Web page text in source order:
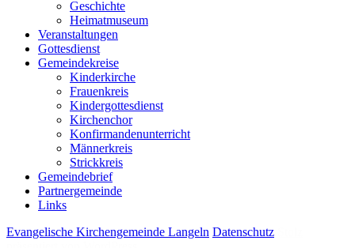
Geschichte
Heimatmuseum
Veranstaltungen
Gottesdienst
Gemeindekreise
Kinderkirche
Frauenkreis
Kindergottesdienst
Kirchenchor
Konfirmandenunterricht
Männerkreis
Strickkreis
Gemeindebrief
Partnergemeinde
Links
Evangelische Kirchengemeinde Langeln Datenschutz